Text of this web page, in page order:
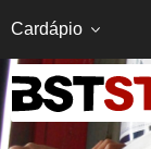
Cardápio
Português